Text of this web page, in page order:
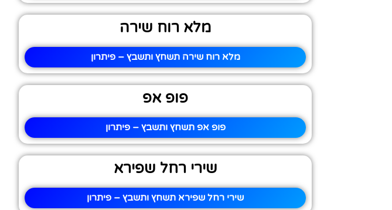
מלא רוח שירה
מלא רוח שירה תשחץ ותשבץ – פיתרון
פופ אפ
פופ אפ תשחץ ותשבץ – פיתרון
שירי רחל שפירא
שירי רחל שפירא תשחץ ותשבץ – פיתרון